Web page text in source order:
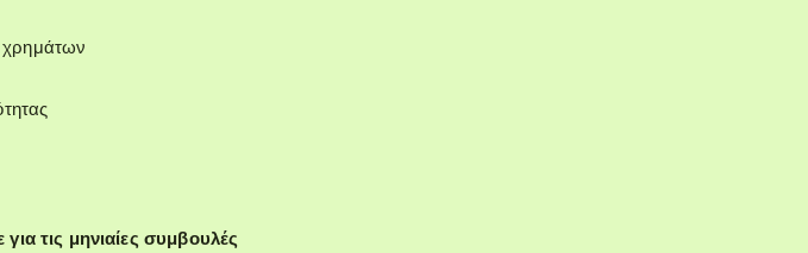
χρημάτων
τις μηνιαίες συμβουλές